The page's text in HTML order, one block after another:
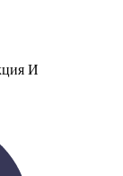
И